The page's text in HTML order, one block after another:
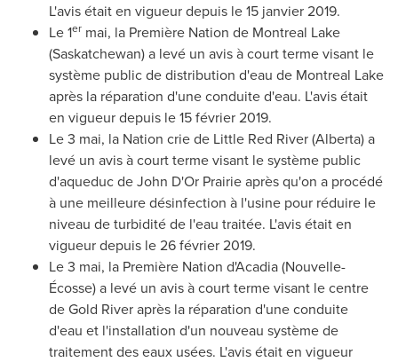
L'avis était en vigueur depuis le 15 janvier 2019.
Le 1er mai, la Première Nation de Montreal Lake
(Saskatchewan) a levé un avis à court terme visant le
système public de distribution d'eau de Montreal Lake
après la réparation d'une conduite d'eau. L'avis était
en vigueur depuis le 15 février 2019.
Le 3 mai, la Nation crie de Little Red River (Alberta) a
levé un avis à court terme visant le système public
d'aqueduc de John D'Or Prairie après qu'on a procédé
à une meilleure désinfection à l'usine pour réduire le
niveau de turbidité de l'eau traitée. L'avis était en
vigueur depuis le 26 février 2019.
Le 3 mai, la Première Nation d'Acadia (Nouvelle-
Écosse) a levé un avis à court terme visant le centre
deGold Riveraprès la réparation d'une conduite
d'eau et l'installation d'un nouveau système de
traitement des eaux usées. L'avis était en vigueur